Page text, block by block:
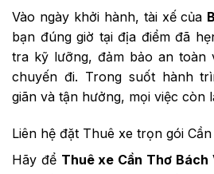
Vào ngày khởi hành, tài xế của
bạn đúng giờ tại địa điểm đã
tra kỹ lưỡng, đảm bảo an toàn
chuyến đi. Trong suốt hành
giãn và tận hưởng, mọi việc còn
Liên hệ đặt Thuê xe trọn gói
Hãy để Thuê xe Cần Thơ Bách